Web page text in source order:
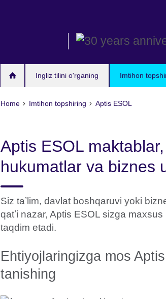
Ingliz tilini o'rganing Imtihon
Home Imtihon topshiring Aptis ESOL
Aptis ESOL maktablar,
hukumatlar va biznes
Siz taʼlim, davlat boshqaruvi yoki
qatʼi nazar, Aptis ESOL sizga
taqdim etadi.
Ehtiyojlaringizga mos
tanishing